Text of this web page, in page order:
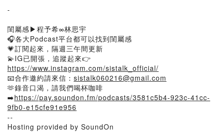
-
閨屬感▶程予希∞林思宇
🎧各大Podcast平台都可以找到閨屬感
💗訂閱起來，隔週三午間更新
💫IG已開張，追蹤起來👉
https://www.instagram.com/sistalk_official/
📧合作邀約請來信： sistalk060216@gmail.com
🫶錄音口渴，請我們喝杯咖啡
➡️https://pay.soundon.fm/podcasts/3581c5b4-923c-41cc-
9fb0-e15cfe91e956
--
Hosting provided by SoundOn